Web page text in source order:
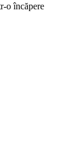
o încăpere